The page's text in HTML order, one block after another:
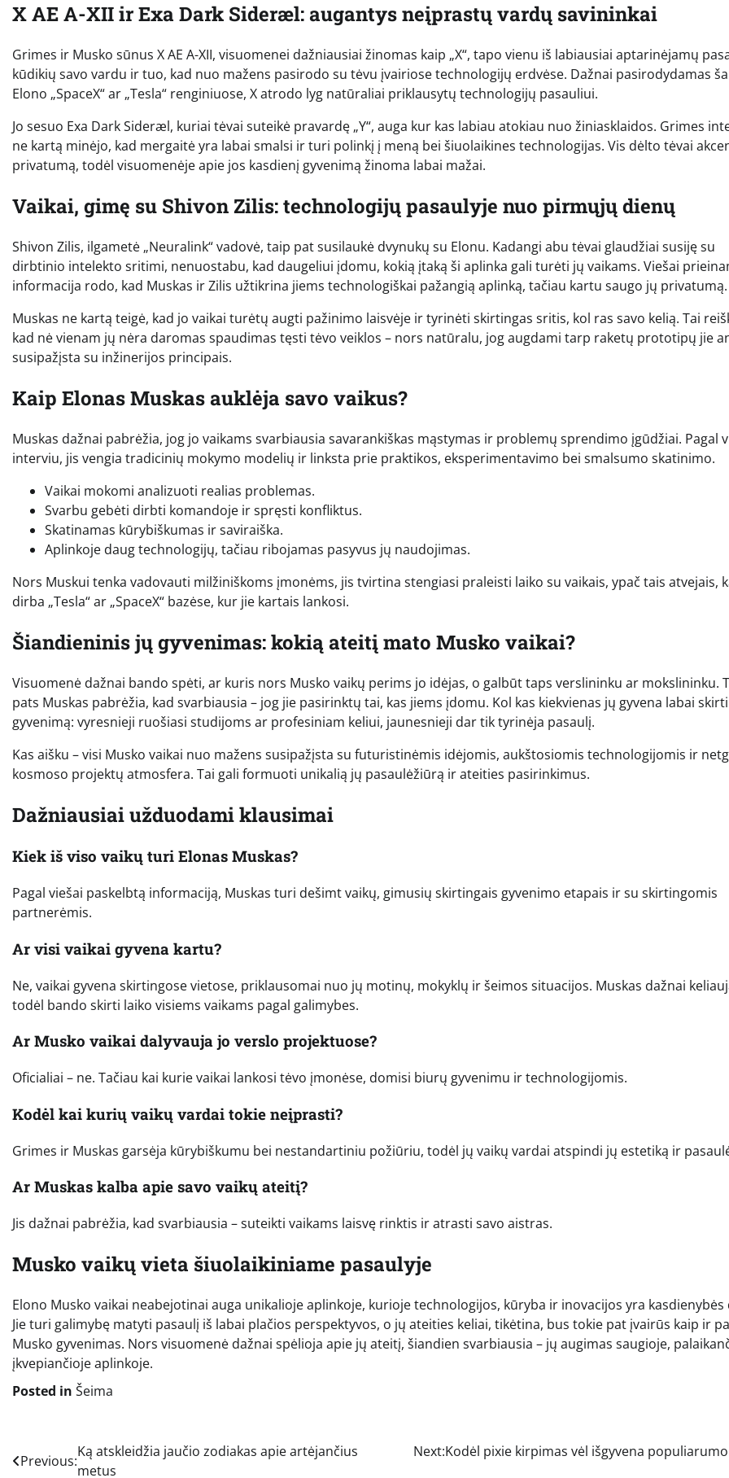
X AE A-XII ir Exa Dark Sideræl: augantys neįprastų vardų savininkai
Grimes ir Musko sūnus X AE A-XII, visuomenei dažniausiai žinomas kaip „X“, tapo vienu iš labiausiai aptarinėjamų
kūdikių savo vardu ir tuo, kad nuo mažens pasirodo su tėvu įvairiose technologijų erdvėse. Dažnai pasirodydamas
Elono „SpaceX“ ar „Tesla“ renginiuose, X atrodo lyg natūraliai priklausytų technologijų pasauliui.
Jo sesuo Exa Dark Sideræl, kuriai tėvai suteikė pravardę „Y“, auga kur kas labiau atokiau nuo žiniasklaidos. Grimes
ne kartą minėjo, kad mergaitė yra labai smalsi ir turi polinkį į meną bei šiuolaikines technologijas. Vis dėlto tėvai
privatumą, todėl visuomenėje apie jos kasdienį gyvenimą žinoma labai mažai.
Vaikai, gimę su Shivon Zilis: technologijų pasaulyje nuo pirmųjų dienų
Shivon Zilis, ilgametė „Neuralink“ vadovė, taip pat susilaukė dvynukų su Elonu. Kadangi abu tėvai glaudžiai susiję su
dirbtinio intelekto sritimi, nenuostabu, kad daugeliui įdomu, kokią įtaką ši aplinka gali turėti jų vaikams. Viešai
informacija rodo, kad Muskas ir Zilis užtikrina jiems technologiškai pažangią aplinką, tačiau kartu saugo jų privatumą.
Muskas ne kartą teigė, kad jo vaikai turėtų augti pažinimo laisvėje ir tyrinėti skirtingas sritis, kol ras savo kelią. Tai
kad nė vienam jų nėra daromas spaudimas tęsti tėvo veiklos – nors natūralu, jog augdami tarp raketų prototipų jie
susipažįsta su inžinerijos principais.
Kaip Elonas Muskas auklėja savo vaikus?
Muskas dažnai pabrėžia, jog jo vaikams svarbiausia savarankiškas mąstymas ir problemų sprendimo įgūdžiai. Pagal
interviu, jis vengia tradicinių mokymo modelių ir linksta prie praktikos, eksperimentavimo bei smalsumo skatinimo.
Vaikai mokomi analizuoti realias problemas.
Svarbu gebėti dirbti komandoje ir spręsti konfliktus.
Skatinamas kūrybiškumas ir saviraiška.
Aplinkoje daug technologijų, tačiau ribojamas pasyvus jų naudojimas.
Nors Muskui tenka vadovauti milžiniškoms įmonėms, jis tvirtina stengiasi praleisti laiko su vaikais, ypač tais atvejais,
dirba „Tesla“ ar „SpaceX“ bazėse, kur jie kartais lankosi.
Šiandieninis jų gyvenimas: kokią ateitį mato Musko vaikai?
Visuomenė dažnai bando spėti, ar kuris nors Musko vaikų perims jo idėjas, o galbūt taps verslininku ar mokslininku.
pats Muskas pabrėžia, kad svarbiausia – jog jie pasirinktų tai, kas jiems įdomu. Kol kas kiekvienas jų gyvena labai
gyvenimą: vyresnieji ruošiasi studijoms ar profesiniam keliui, jaunesnieji dar tik tyrinėja pasaulį.
Kas aišku – visi Musko vaikai nuo mažens susipažįsta su futuristinėmis idėjomis, aukštosiomis technologijomis ir
kosmoso projektų atmosfera. Tai gali formuoti unikalią jų pasaulėžiūrą ir ateities pasirinkimus.
Dažniausiai užduodami klausimai
Kiek iš viso vaikų turi Elonas Muskas?
Pagal viešai paskelbtą informaciją, Muskas turi dešimt vaikų, gimusių skirtingais gyvenimo etapais ir su skirtingomis
partnerėmis.
Ar visi vaikai gyvena kartu?
Ne, vaikai gyvena skirtingose vietose, priklausomai nuo jų motinų, mokyklų ir šeimos situacijos. Muskas dažnai
todėl bando skirti laiko visiems vaikams pagal galimybes.
Ar Musko vaikai dalyvauja jo verslo projektuose?
Oficialiai – ne. Tačiau kai kurie vaikai lankosi tėvo įmonėse, domisi biurų gyvenimu ir technologijomis.
Kodėl kai kurių vaikų vardai tokie neįprasti?
Grimes ir Muskas garsėja kūrybiškumu bei nestandartiniu požiūriu, todėl jų vaikų vardai atspindi jų estetiką ir
Ar Muskas kalba apie savo vaikų ateitį?
Jis dažnai pabrėžia, kad svarbiausia – suteikti vaikams laisvę rinktis ir atrasti savo aistras.
Musko vaikų vieta šiuolaikiniame pasaulyje
Elono Musko vaikai neabejotinai auga unikalioje aplinkoje, kurioje technologijos, kūryba ir inovacijos yra kasdienybės
Jie turi galimybę matyti pasaulį iš labai plačios perspektyvos, o jų ateities keliai, tikėtina, bus tokie pat įvairūs kaip ir
Musko gyvenimas. Nors visuomenė dažnai spėlioja apie jų ateitį, šiandien svarbiausia – jų augimas saugioje,
įkvepiančioje aplinkoje.
Posted in Šeima
Navigacija
Previous:
Ką atskleidžia jaučio zodiakas apie artėjančius
metus
Next:Kodėl pixie kirpimas vėl išgyvena